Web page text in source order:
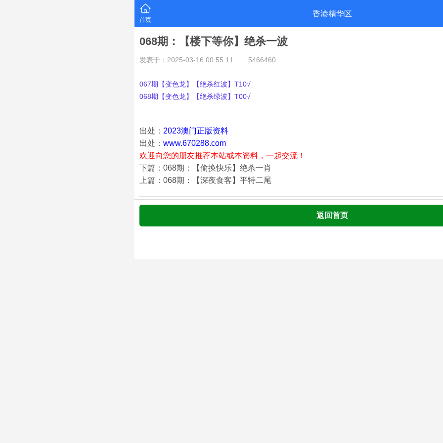
首页
香港精华区
068期：【楼下等你】绝杀一波
发表于：2025-03-16 00:55:11 5466460
067期【变色龙】【绝杀红波】T10√
068期【变色龙】【绝杀绿波】T00√
出处： 2023澳门正版资料
出处： www.670288.com
欢迎向您的朋友推荐本站或本资料，一起交流！
下篇：068期：【偷换快乐】绝杀一肖
上篇：068期：【深夜食客】平特二尾
返回首页